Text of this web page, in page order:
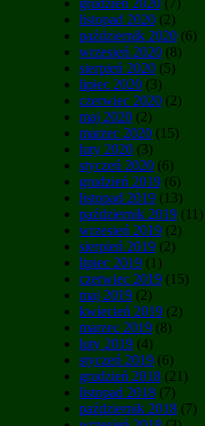
grudzień 2020 (7)
listopad 2020 (2)
październik 2020 (6)
wrzesień 2020 (8)
sierpień 2020 (5)
lipiec 2020 (3)
czerwiec 2020 (2)
maj 2020 (2)
marzec 2020 (15)
luty 2020 (3)
styczeń 2020 (6)
grudzień 2019 (6)
listopad 2019 (13)
październik 2019 (11)
wrzesień 2019 (2)
sierpień 2019 (2)
lipiec 2019 (1)
czerwiec 2019 (15)
maj 2019 (2)
kwiecień 2019 (2)
marzec 2019 (8)
luty 2019 (4)
styczeń 2019 (6)
grudzień 2018 (21)
listopad 2018 (7)
październik 2018 (7)